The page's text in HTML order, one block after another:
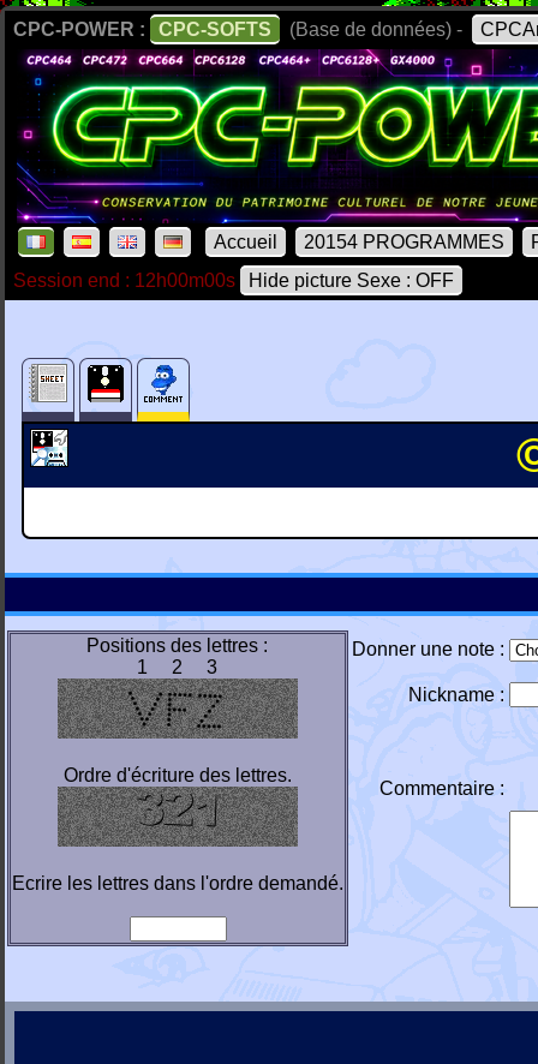
CPC-POWER : CPC-SOFTS (Base de données) -
Accueil 20154 PROGRAMMES
Session end : 12h00m00s
Hide picture Sexe : OFF
Positions des lettres :
1 2 3
Ordre d'écriture des lettres.
Ecrire les lettres dans l'ordre demandé.
Donner une note :
Nickname :
Commentaire :